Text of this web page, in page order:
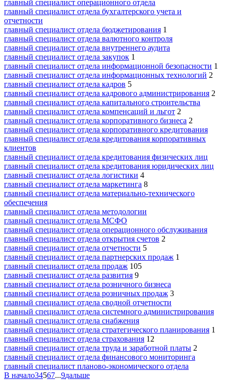
главный специалист операционного отдела
главный специалист отдела бухгалтерского учета и
отчетности
главный специалист отдела бюджетирования 1
главный специалист отдела валютного контроля
главный специалист отдела внутреннего аудита
главный специалист отдела закупок 1
главный специалист отдела информационной безопасности 1
главный специалист отдела информационных технологий 2
главный специалист отдела кадров 5
главный специалист отдела кадрового администрирования 2
главный специалист отдела капитального строительства
главный специалист отдела компенсаций и льгот 2
главный специалист отдела корпоративного бизнеса 2
главный специалист отдела корпоративного кредитования
главный специалист отдела кредитования корпоративных
клиентов
главный специалист отдела кредитования физических лиц
главный специалист отдела кредитования юридических лиц
главный специалист отдела логистики 4
главный специалист отдела маркетинга 8
главный специалист отдела материально-технического
обеспечения
главный специалист отдела методологии
главный специалист отдела МСФО
главный специалист отдела операционного обслуживания
главный специалист отдела открытия счетов 2
главный специалист отдела отчетности 5
главный специалист отдела партнерских продаж 1
главный специалист отдела продаж 105
главный специалист отдела развития 9
главный специалист отдела розничного бизнеса
главный специалист отдела розничных продаж 3
главный специалист отдела сводной отчетности
главный специалист отдела системного администрирования
главный специалист отдела снабжения
главный специалист отдела стратегического планирования 1
главный специалист отдела страхования 12
главный специалист отдела труда и заработной платы 2
главный специалист отдела финансового мониторинга
главный специалист планово-экономического отдела
В начало34567...9дальше